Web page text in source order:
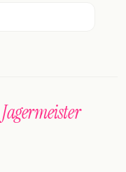
Jagermeister